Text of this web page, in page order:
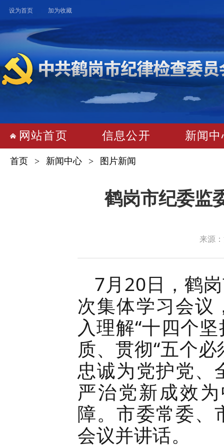
设为首页 加为收藏
网站首页 信息公开 新闻中
首页 > 新闻中心 > 图片新闻
鹤岗市纪委监
来源
7月20日，鹤
次集体学习会议
入理解“十四个
质、贯彻“五个
忠诚为党护党、
严治党新成效
障。市委常委、
会议并讲话。